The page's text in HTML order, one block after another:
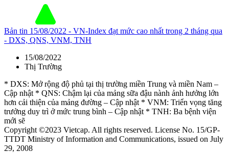
Bản tin 15/08/2022 - VN-Index đạt mức cao nhất trong 2 tháng qua
- DXS, QNS, VNM, TNH
15/08/2022
Thị Trường
* DXS: Mở rộng độ phủ tại thị trường miền Trung và miền Nam –
Cập nhật * QNS: Chậm lại của mảng sữa đậu nành ảnh hưởng lớn
hơn cải thiện của mảng đường – Cập nhật * VNM: Triển vọng tăng
trưởng duy trì ở mức trung bình – Cập nhật * TNH: Ba bệnh viện
mới sẽ
Copyright ©2023 Vietcap. All rights reserved. License No. 15/GP-
TTDT Ministry of Information and Communications, issued on July
29, 2008